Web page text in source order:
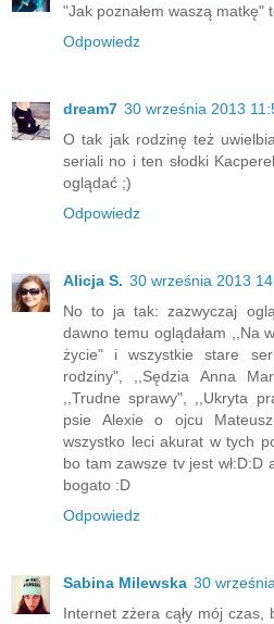
"Jak poznałem waszą matkę"
Odpowiedz
dream7 30 września 2013
O tak jak rodzinę też
seriali no i ten słodki
oglądać ;)
Odpowiedz
Alicja S. 30 września 2013
No to ja tak: zazwyczaj
dawno temu oglądałam ,,Na
życie" i wszystkie stare
rodziny", ,,Sędzia Anna
,,Trudne sprawy", ,,Ukryta
psie Alexie o ojcu
wszystko leci akurat w tych
bo tam zawsze tv jest wł:D:D
bogato :D
Odpowiedz
Sabina Milewska 30
Internet zżera cąły mój